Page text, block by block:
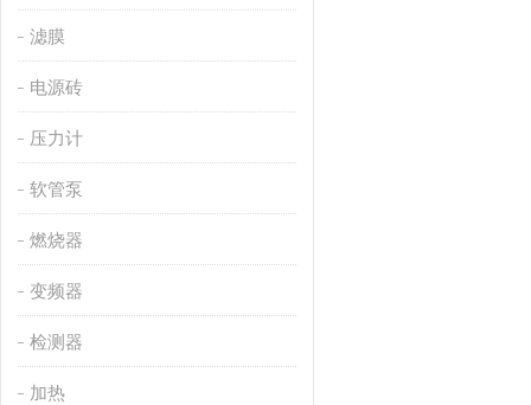
滤膜
电源砖
压力计
软管泵
燃烧器
变频器
检测器
加热